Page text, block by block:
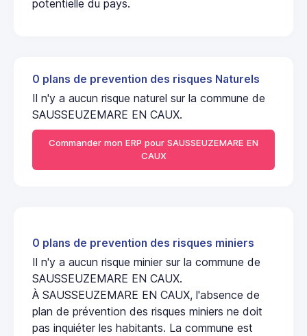
potentielle du pays.
0 plans de prevention des risques Naturels
Il n'y a aucun risque naturel sur la commune de
SAUSSEUZEMARE EN CAUX.
Commander mon ERP pour SAUSSEUZEMARE EN
CAUX
0 plans de prevention des risques miniers
Il n'y a aucun risque minier sur la commune de
SAUSSEUZEMARE EN CAUX.
À SAUSSEUZEMARE EN CAUX, l'absence de
plan de prévention des risques miniers ne doit
pas inquiéter les habitants. La commune est